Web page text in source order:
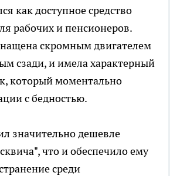
как доступное средство
рабочих и пенсионеров.
скромным двигателем
сзади, и имела характерный
который моментально
с бедностью.
значительно дешевле
что и обеспечило ему
среди